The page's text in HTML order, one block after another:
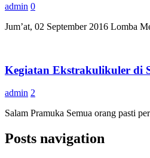
admin 0
Jum’at, 02 September 2016 Lomba
Kegiatan Ekstrakulikuler di
admin 2
Salam Pramuka Semua orang pasti
Posts navigation